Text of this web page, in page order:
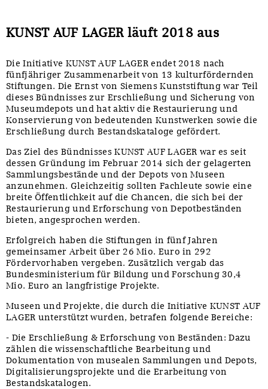
KUNST AUF LAGER läuft 2018 aus
Die Initiative KUNST AUF LAGER endet 2018 nach
fünfjähriger Zusammenarbeit von 13 kulturfördernden
Stiftungen. Die Ernst von Siemens Kunststiftung war Teil
dieses Bündnisses zur Erschließung und Sicherung von
Museumdepots und hat aktiv die Restaurierung und
Konservierung von bedeutenden Kunstwerken sowie die
Erschließung durch Bestandskataloge gefördert.
Das Ziel des Bündnisses KUNST AUF LAGER war es seit
dessen Gründung im Februar 2014 sich der gelagerten
Sammlungsbestände und der Depots von Museen
anzunehmen. Gleichzeitig sollten Fachleute sowie eine
breite Öffentlichkeit auf die Chancen, die sich bei der
Restaurierung und Erforschung von Depotbeständen
bieten, angesprochen werden.
Erfolgreich haben die Stiftungen in fünf Jahren
gemeinsamer Arbeit über 26 Mio. Euro in 292
Fördervorhaben vergeben. Zusätzlich vergab das
Bundesministerium für Bildung und Forschung 30,4
Mio. Euro an langfristige Projekte.
Museen und Projekte, die durch die Initiative KUNST AUF
LAGER unterstützt wurden, betrafen folgende Bereiche:
- Die Erschließung & Erforschung von Beständen: Dazu
zählen die wissenschaftliche Bearbeitung und
Dokumentation von musealen Sammlungen und Depots,
Digitalisierungsprojekte und die Erarbeitung von
Bestandskatalogen.